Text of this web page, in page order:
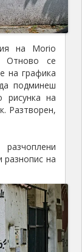
на Moriо
Отново се
на графика
подминеш
рисунка на
Разтворен,
разнопис на